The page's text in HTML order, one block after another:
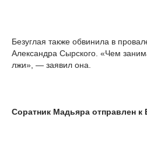
Безуглая также обвинила в
Александра Сырского. «Чем
лжи», — заявил она.
Соратник Мадьяра отправлен к